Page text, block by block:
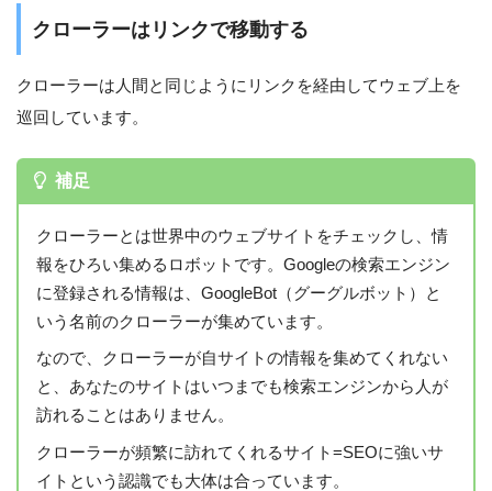
クローラーはリンクで移動する
クローラーは人間と同じようにリンクを経由してウェブ上を
巡回しています。
補足
クローラーとは世界中のウェブサイトをチェックし、情
報をひろい集めるロボットです。Googleの検索エンジン
に登録される情報は、GoogleBot（グーグルボット）と
いう名前のクローラーが集めています。
なので、クローラーが自サイトの情報を集めてくれない
と、あなたのサイトはいつまでも検索エンジンから人が
訪れることはありません。
クローラーが頻繁に訪れてくれるサイト=SEOに強いサ
イトという認識でも大体は合っています。